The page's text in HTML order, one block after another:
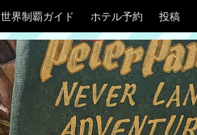
世界制覇ガイド ホテル予約 投稿